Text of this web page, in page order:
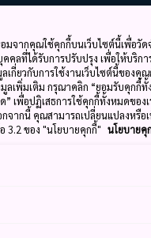
จากคุณใช้คุกกี้บนเว็บไซต์นี้เพื่อวัด
ลที่ได้รับการปรับปรุง เพื่อให้บริก
เกี่ยวกับการใช้งานเว็บไซต์นี้ของ
ลเพิ่มเติม กรุณาคลิก “ยอมรับคุกกี้
เพื่อปฏิเสธการใช้คุกกี้ทั้งหมดของ
จากนี้ คุณสามารถเปลี่ยนแปลงหรื
3.2 ของ "นโยบายคุกกี้" นโยบายคุ